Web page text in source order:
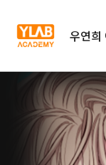
우연희